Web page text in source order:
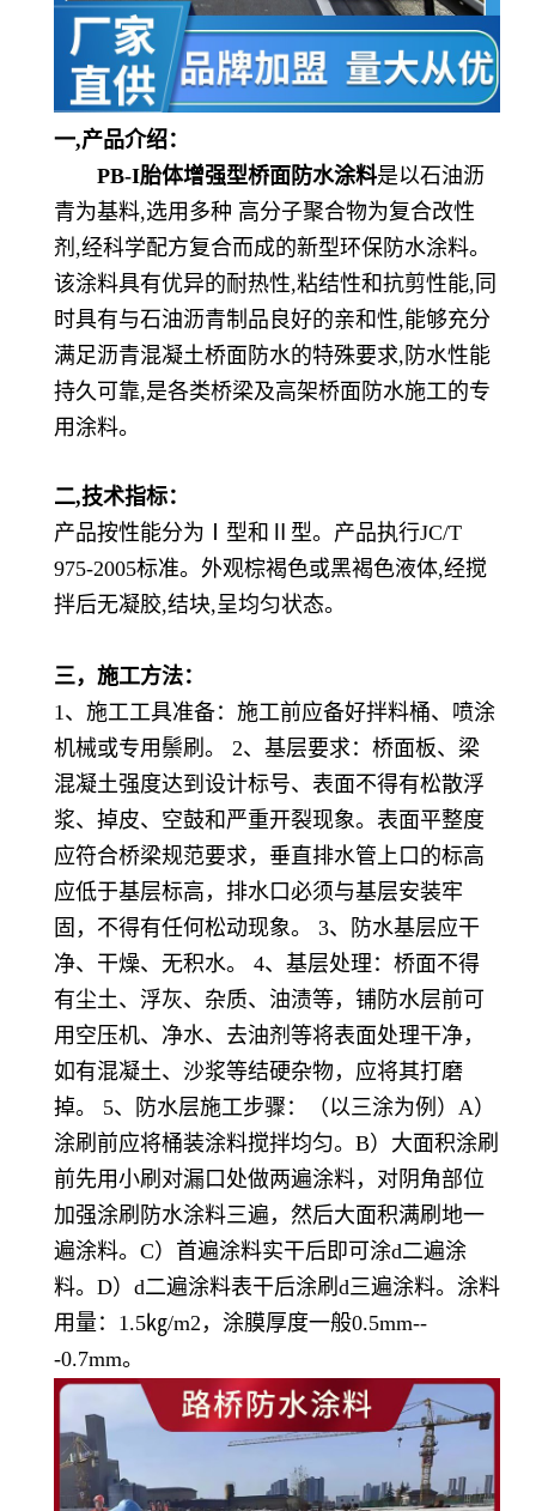
一,产品介绍：
PB-I胎体增强型桥面防水涂料是以石油沥
青为基料,选用多种 高分子聚合物为复合改性
剂,经科学配方复合而成的新型环保防水涂料。
该涂料具有优异的耐热性,粘结性和抗剪性能,同
时具有与石油沥青制品良好的亲和性,能够充分
满足沥青混凝土桥面防水的特殊要求,防水性能
持久可靠,是各类桥梁及高架桥面防水施工的专
用涂料。
二,技术指标：
产品按性能分为 Ⅰ型和Ⅱ型。产品执行JC/T
975-2005标准。外观棕褐色或黑褐色液体,经搅
拌后无凝胶,结块,呈均匀状态。
三， 施工方法：
1、施工工具准备：施工前应备好拌料桶、喷涂
机械或专用鬃刷。 2、基层要求：桥面板、梁
混凝土强度达到设计标号、表面不得有松散浮
浆、掉皮、空鼓和严重开裂现象。表面平整度
应符合桥梁规范要求，垂直排水管上口的标高
应低于基层标高，排水口必须与基层安装牢
固，不得有任何松动现象。 3、防水基层应干
净、干燥、无积水。 4、基层处理：桥面不得
有尘土、浮灰、杂质、油渍等，铺防水层前可
用空压机、净水、去油剂等将表面处理干净，
如有混凝土、沙浆等结硬杂物，应将其打磨
掉。 5、防水层施工步骤：（以三涂为例）A）
涂刷前应将桶装涂料搅拌均匀。B）大面积涂刷
前先用小刷对漏口处做两遍涂料，对阴角部位
加强涂刷防水涂料三遍，然后大面积满刷地一
遍涂料。C）首遍涂料实干后即可涂d二遍涂
料。D）d二遍涂料表干后涂刷d三遍涂料。涂料
用量：1.5㎏/m2，涂膜厚度一般0.5mm--
-0.7mm。